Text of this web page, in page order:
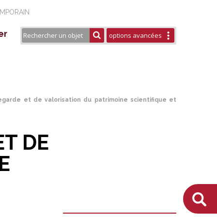
options avancées
et de valorisation du patrimoine scientifique et
DE